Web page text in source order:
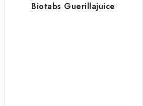
Biotabs Guerillajuice